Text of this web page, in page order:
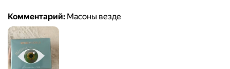
Комментарий: Масоны везде